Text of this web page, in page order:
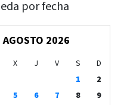
por fecha
AGOSTO 2026
X J V S
D
1
2
5 6 7 8
9